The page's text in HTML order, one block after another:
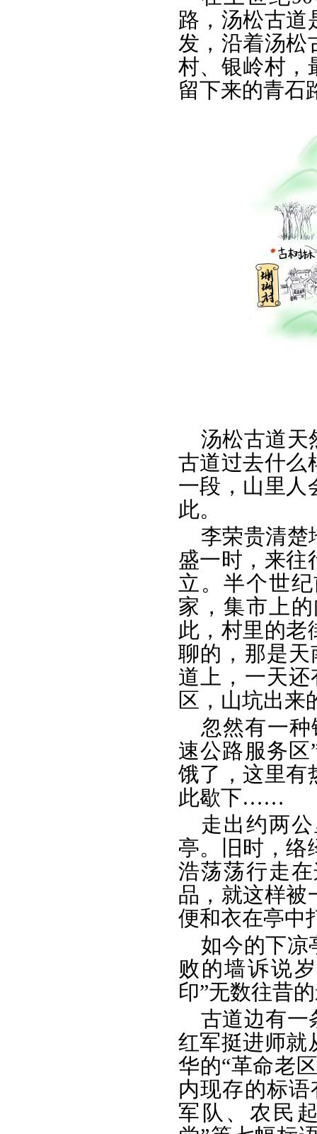
路，汤松古道
发，沿着汤松
村、银岭村，
留下来的青石
汤松古道天
古道过去什么
一段，山里人
此。
李荣贵清楚
盛一时，来往
立。半个世
家，集市上
此，村里的老
聊的，那是
道上，一天
区，山坑出来
忽然有一
速公路服务
饿了，这里有
此歇下……
走出约两
亭。旧时，络
浩荡荡行走
品，就这样被
便和衣在亭中
如今的下凉
败的墙诉说
印”无数往昔
古道边有一
红军挺进师就
华的“革命老
内现存的标
军队、农民